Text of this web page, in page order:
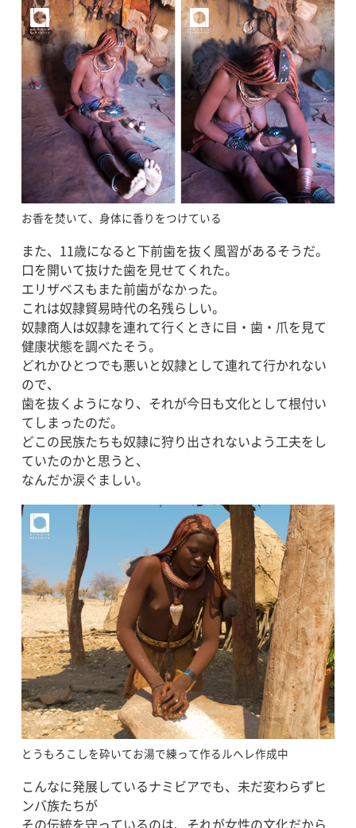
お香を焚いて、身体に香りをつけている
また、11歳になると下前歯を抜く風習があるそうだ。
口を開いて抜けた歯を見せてくれた。
エリザベスもまた前歯がなかった。
これは奴隷貿易時代の名残らしい。
奴隷商人は奴隷を連れて行くときに目・歯・爪を見て
健康状態を調べたそう。
どれかひとつでも悪いと奴隷として連れて行かれない
ので、
歯を抜くようになり、それが今日も文化として根付い
てしまったのだ。
どこの民族たちも奴隷に狩り出されないよう工夫をし
ていたのかと思うと、
なんだか涙ぐましい。
とうもろこしを砕いてお湯で練って作るルヘレ作成中
こんなに発展しているナミビアでも、未だ変わらずヒ
ンバ族たちが